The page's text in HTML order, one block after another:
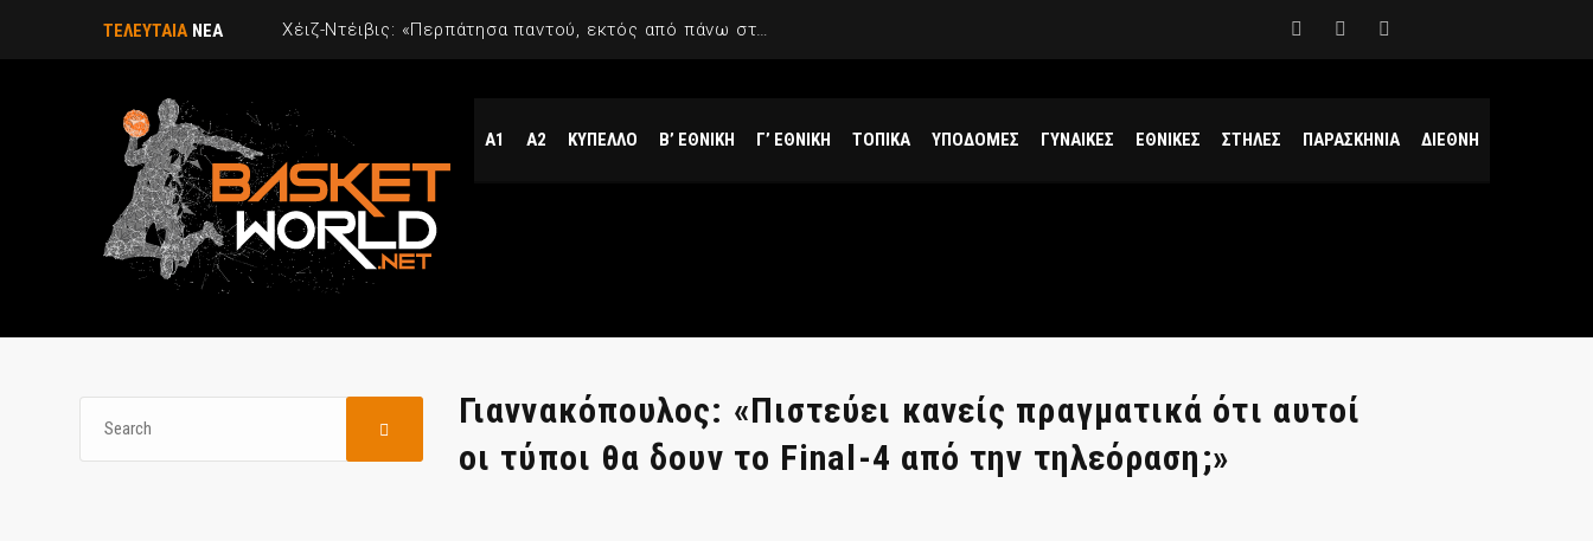
ΤΕΛΕΥΤΑΙΑ ΝΕΑ Χέιζ-Ντέιβις: «Περπάτησα παντού, εκτός από πάνω στο νερό»
Α1 Α2 ΚΥΠΕΛΛΟ Β’ ΕΘΝΙΚΗ Γ’ ΕΘΝΙΚΗ ΤΟΠΙΚΑ ΥΠΟΔΟΜΕΣ ΓΥΝΑΙΚΕΣ ΕΘΝΙΚΕΣ ΣΤΗΛΕΣ ΠΑΡΑΣΚΗΝΙΑ ΔΙΕΘΝΗ
Γιαννακόπουλος: «Πιστεύει κανείς πραγματικά ότι αυτοί
οι τύποι θα δουν το Final-4 από την τηλεόραση;»